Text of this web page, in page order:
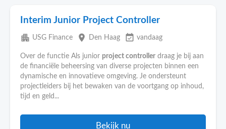
Interim Junior Project Controller
apartment USG Finance place Den Haag event_available vandaag
Over de functie Als junior project controller draag je bij aan
de financiële beheersing van diverse projecten binnen een
dynamische en innovatieve omgeving. Je ondersteunt
projectleiders bij het bewaken van de voortgang op inhoud,
tijd en geld...
Bekijk nu